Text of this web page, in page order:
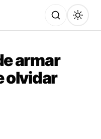
armar
olvidar